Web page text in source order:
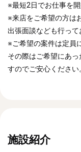
※最短2日でお仕事を開
※来店をご希望の方は
出張面談なども行って
※ご希望の案件は定員
その際はご希望にあ
すのでご安心ください
施設紹介